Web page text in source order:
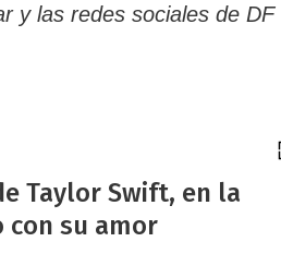
y las redes sociales de DF
Taylor Swift, en la
con su amor